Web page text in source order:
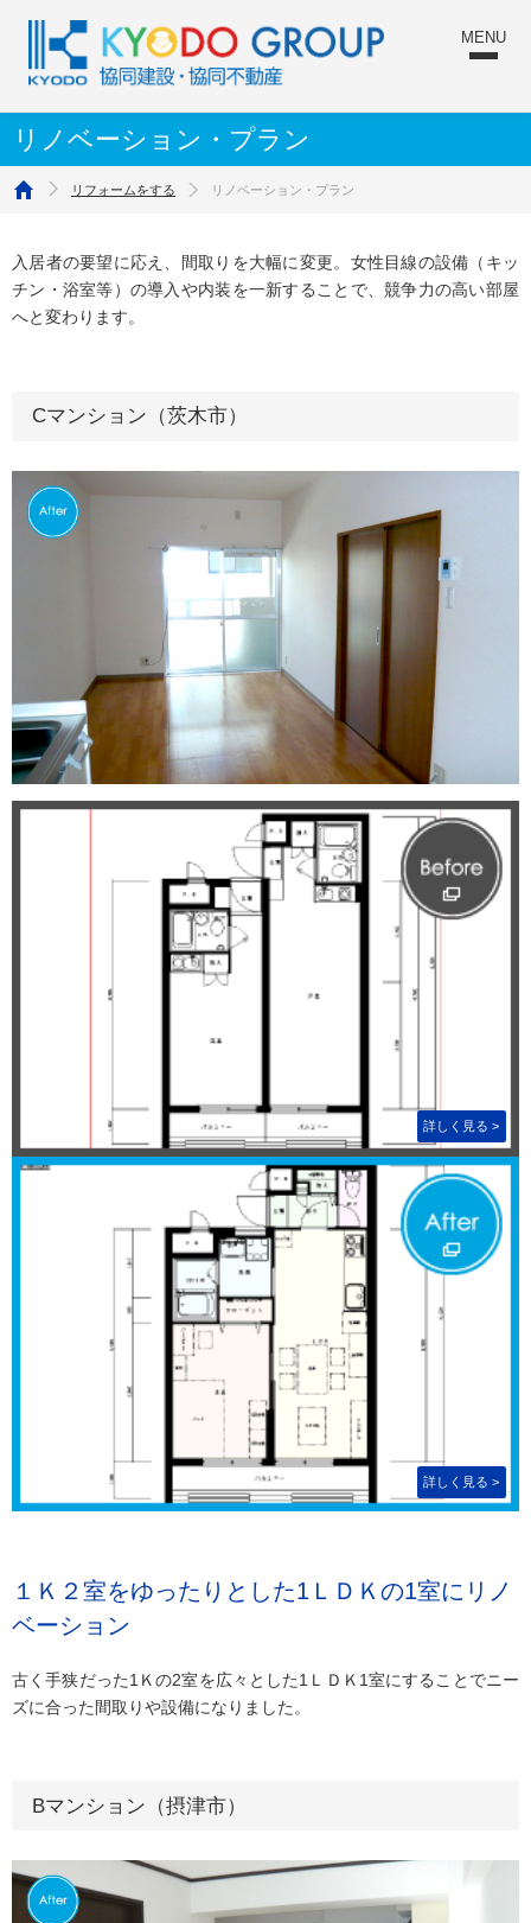
リノベーション・プラン
リフォームをする リノベーション・プラン
入居者の要望に応え、間取りを大幅に変更。女性目線の設備（キッ
チン・浴室等）の導入や内装を一新することで、競争力の高い部屋
へと変わります。
Cマンション（茨木市）
１Ｋ２室をゆったりとした1ＬＤＫの1室にリノ
ベーション
古く手狭だった1Ｋの2室を広々とした1ＬＤＫ1室にすることでニー
ズに合った間取りや設備になりました。
Bマンション（摂津市）